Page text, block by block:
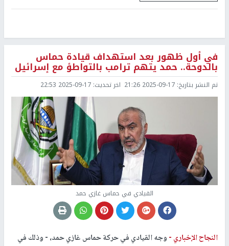
في أول ظهور بعد استهداف قيادة حماس
بالدوحة.. حمد يتهم ترامب بالتواطؤ مع إسرائيل
تم النشر بتاريخ: 2025-09-17 21:26 اخر تحديث: 2025-09-17 22:53
القيادي في حماس غازي حمد
النجاح الإخباري -وجه القيادي في حركة حماس غازي حمد، - وذلك في